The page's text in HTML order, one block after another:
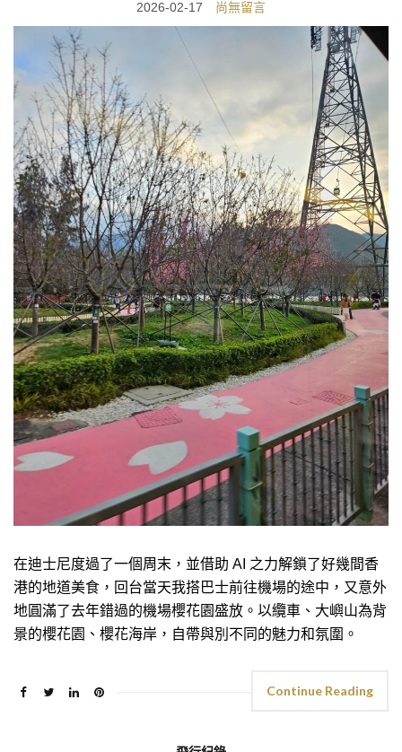
尚無留言
在迪士尼度過了一個周末，並借助 AI 之力解鎖了好幾間香
港的地道美食，回台當天我搭巴士前往機場的途中，又意外
地圓滿了去年錯過的機場櫻花園盛放。以纜車、大嶼山為背
景的櫻花園、櫻花海岸，自帶與別不同的魅力和氛圍。
Continue Reading